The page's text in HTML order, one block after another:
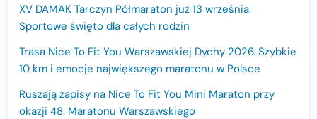
XV DAMAK Tarczyn Półmaraton już 13 września.
Sportowe święto dla całych rodzin
Trasa Nice To Fit You Warszawskiej Dychy 2026. Szybkie
10 km i emocje największego maratonu w Polsce
Ruszają zapisy na Nice To Fit You Mini Maraton przy
okazji 48. Maratonu Warszawskiego